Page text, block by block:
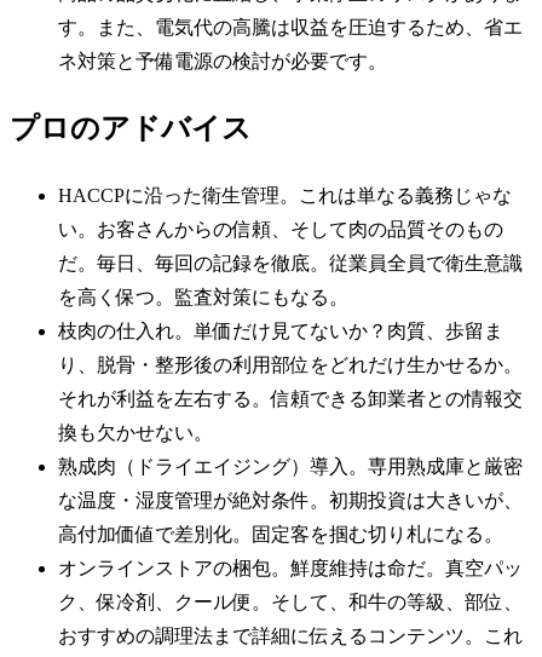
す。また、電気代の高騰は収益を圧迫するため、省エ
ネ対策と予備電源の検討が必要です。
プロのアドバイス
HACCPに沿った衛生管理。これは単なる義務じゃな
い。お客さんからの信頼、そして肉の品質そのもの
だ。毎日、毎回の記録を徹底。従業員全員で衛生意識
を高く保つ。監査対策にもなる。
枝肉の仕入れ。単価だけ見てないか？肉質、歩留ま
り、脱骨・整形後の利用部位をどれだけ生かせるか。
それが利益を左右する。信頼できる卸業者との情報交
換も欠かせない。
熟成肉（ドライエイジング）導入。専用熟成庫と厳密
な温度・湿度管理が絶対条件。初期投資は大きいが、
高付加価値で差別化。固定客を掴む切り札になる。
オンラインストアの梱包。鮮度維持は命だ。真空パッ
ク、保冷剤、クール便。そして、和牛の等級、部位、
おすすめの調理法まで詳細に伝えるコンテンツ。これ